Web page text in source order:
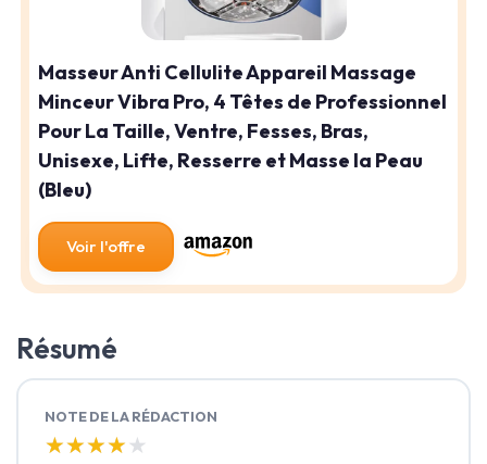
Masseur Anti Cellulite Appareil Massage
Minceur Vibra Pro, 4 Têtes de Professionnel
Pour La Taille, Ventre, Fesses, Bras,
Unisexe, Lifte, Resserre et Masse la Peau
(Bleu)
Voir l'offre
Résumé
NOTE DE LA RÉDACTION
★★★★★
★★★★★